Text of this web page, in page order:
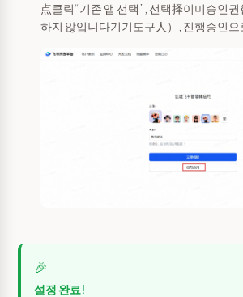
点클릭“기존 앱 선택”, 선택择이미승인
하지 않입니다기기도구人）, 진행승인으
🎉
설정 완료!